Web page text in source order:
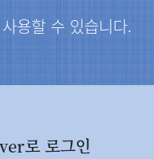
용할 수 있습니다.
로 로그인